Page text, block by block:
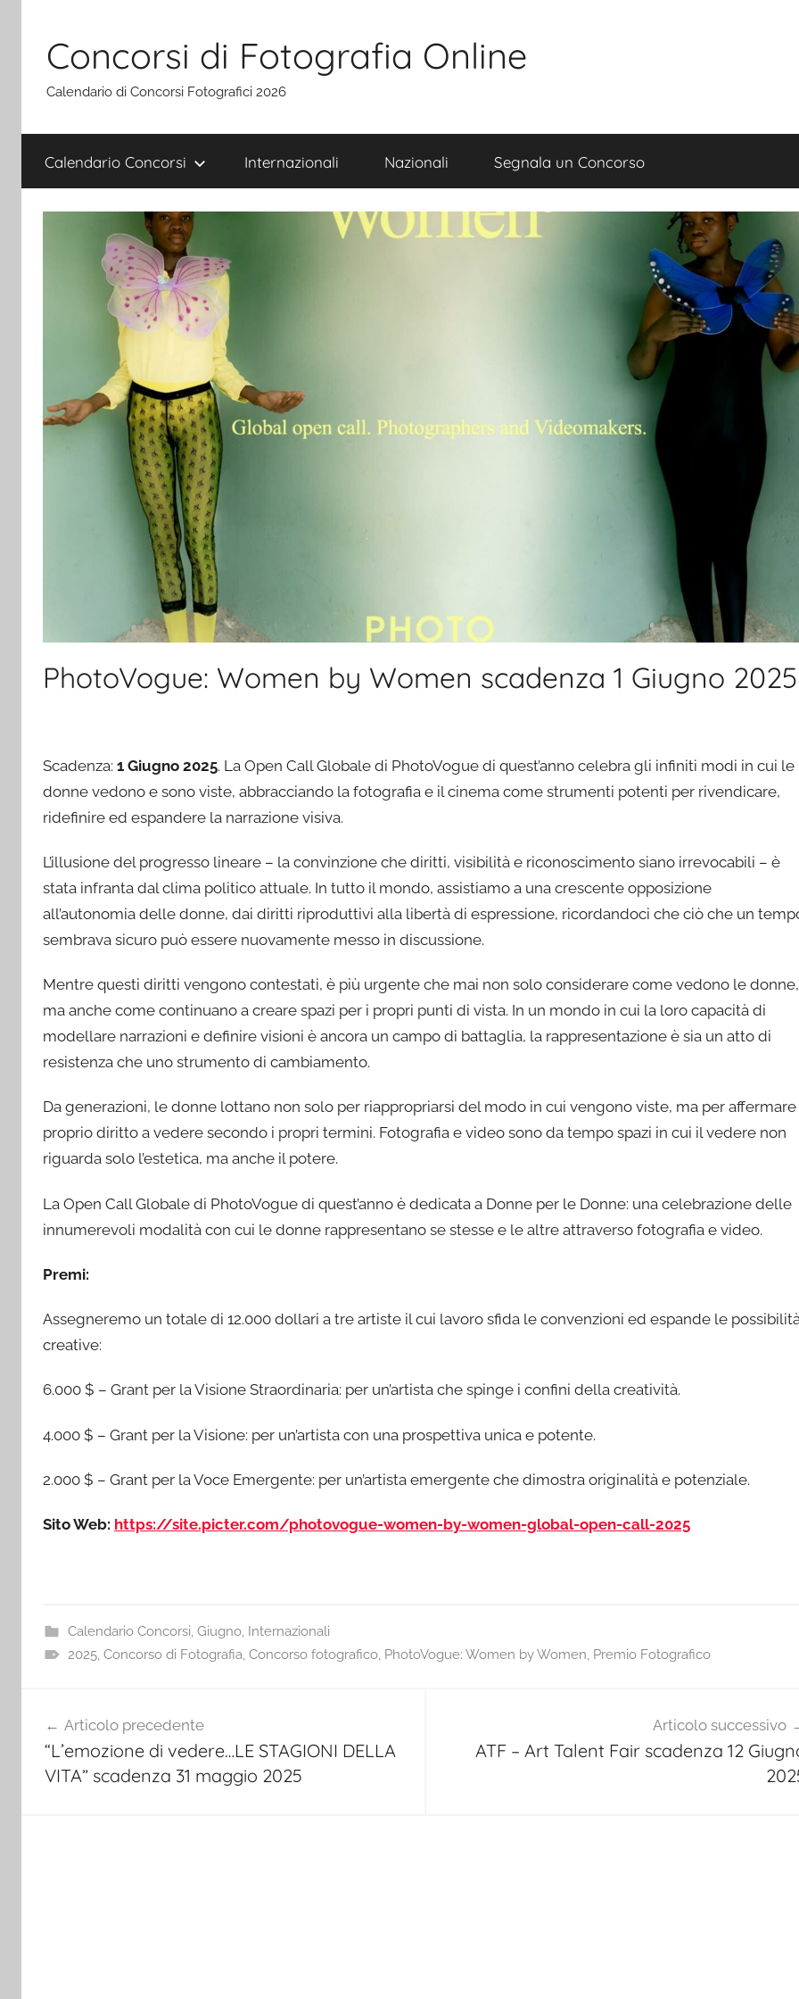
contenuto
Concorsi di Fotografia Online
Calendario di Concorsi Fotografici 2026
Calendario Concorsi Internazionali Nazionali Segnala un Concorso
PhotoVogue: Women by Women scadenza 1 Giugno 2025
Scadenza: 1 Giugno 2025. La Open Call Globale di PhotoVogue di quest’anno celebra gli infiniti modi in cui le
donne vedono e sono viste, abbracciando la fotografia e il cinema come strumenti potenti per rivendicare,
ridefinire ed espandere la narrazione visiva.
L’illusione del progresso lineare – la convinzione che diritti, visibilità e riconoscimento siano irrevocabili – è
stata infranta dal clima politico attuale. In tutto il mondo, assistiamo a una crescente opposizione
all’autonomia delle donne, dai diritti riproduttivi alla libertà di espressione, ricordandoci che ciò che un
sembrava sicuro può essere nuovamente messo in discussione.
Mentre questi diritti vengono contestati, è più urgente che mai non solo considerare come vedono le donne,
ma anche come continuano a creare spazi per i propri punti di vista. In un mondo in cui la loro capacità di
modellare narrazioni e definire visioni è ancora un campo di battaglia, la rappresentazione è sia un atto di
resistenza che uno strumento di cambiamento.
Da generazioni, le donne lottano non solo per riappropriarsi del modo in cui vengono viste, ma per affermare
proprio diritto a vedere secondo i propri termini. Fotografia e video sono da tempo spazi in cui il vedere non
riguarda solo l’estetica, ma anche il potere.
La Open Call Globale di PhotoVogue di quest’anno è dedicata a Donne per le Donne: una celebrazione delle
innumerevoli modalità con cui le donne rappresentano se stesse e le altre attraverso fotografia e video.
Premi:
Assegneremo un totale di 12.000 dollari a tre artiste il cui lavoro sfida le convenzioni ed espande le
creative:
6.000 $ – Grant per la Visione Straordinaria: per un’artista che spinge i confini della creatività.
4.000 $ – Grant per la Visione: per un’artista con una prospettiva unica e potente.
2.000 $ – Grant per la Voce Emergente: per un’artista emergente che dimostra originalità e potenziale.
Sito Web: https://site.picter.com/photovogue-women-by-women-global-open-call-2025
Calendario Concorsi, Giugno, Internazionali
2025, Concorso di Fotografia, Concorso fotografico, PhotoVogue: Women by Women, Premio Fotografico
articoli
Articolo precedente
“L’emozione di vedere…LE STAGIONI DELLA
VITA” scadenza 31 maggio 2025
Articolo successivo
ATF – Art Talent Fair scadenza 12